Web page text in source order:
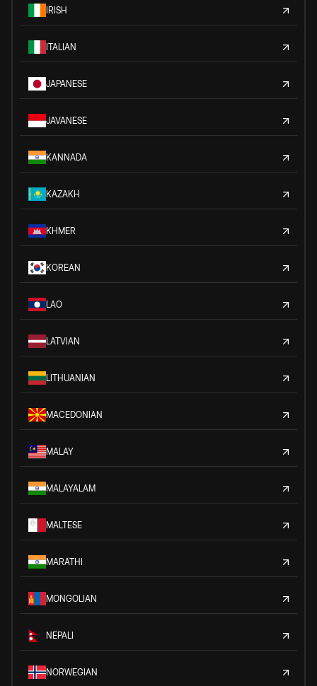
IRISH
ITALIAN
JAPANESE
JAVANESE
KANNADA
KAZAKH
KHMER
KOREAN
LAO
LATVIAN
LITHUANIAN
MACEDONIAN
MALAY
MALAYALAM
MALTESE
MARATHI
MONGOLIAN
NEPALI
NORWEGIAN